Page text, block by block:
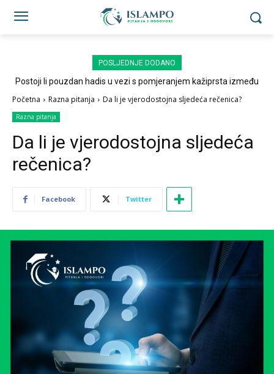
POSLJEDNJE DODANO
Postoji li pouzdan hadis u vezi s pomjeranjem kažiprsta između
Početna Razna pitanja Da li je vjerodostojna sljedeća rečenica?
Razna pitanja
Da li je vjerodostojna sljedeća
rečenica?
Facebook Twitter